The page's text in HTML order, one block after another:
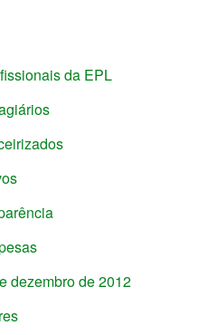
da EPL
dezembro de 2012